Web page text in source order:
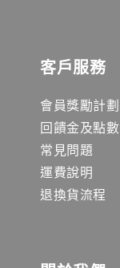
客戶服務
會員獎勵計劃
回饋金及點數
常見問題
運費說明
退換貨流程